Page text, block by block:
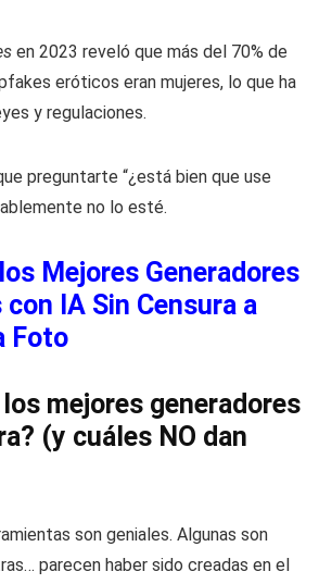
en 2023 reveló que más del 70% de
eróticos eran mujeres, lo que ha
y regulaciones.
preguntarte “¿está bien que use
no lo esté.
Mejores Generadores
con IA Sin Censura a
Foto
mejores generadores
(y cuáles NO dan
son geniales. Algunas son
parecen haber sido creadas en el